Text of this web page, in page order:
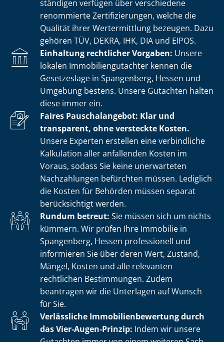
stän­di­gen verfügen über verschiedene
renommierte Zer­ti­fi­zie­run­gen, welche die
Qualität ihrer Wertermittlung bezeugen. Dazu
gehören TÜV, DEKRA, IHK, DIA und EIPOS.
Einhaltung rechtlicher Vorgaben: Unsere
lokalen Im­mo­bi­li­en­gut­ach­ter kennen die
Gesetzeslage in Spangenberg, Hessen und
Umgebung bestens. Unsere Gutachten halten
diese immer ein.
Faires Pauschalangebot: Klar und
transparent, ohne versteckte Kosten.
Unsere Experten erstellen eine verbindliche
Kalkulation aller anfallenden Kosten im
Voraus, sodass Sie keine unerwarteten
Nachzahlungen befürchten müssen. Lediglich
die Kosten für Behörden müssen separat
berücksichtigt werden.
Rundum betreut: Sie müssen sich um nichts
kümmern. Wir prüfen Ihre Immobilie in
Spangenberg, Hessen professionell und
informieren Sie über deren Wert, Zustand,
Mängel, Kosten und alle relevanten
rechtlichen Bestimmungen. Zudem
beantragen wir die Unterlagen auf Wunsch
für Sie.
Verlässliche Im­mo­bi­li­en­be­wer­tung durch
das Vier-Augen-Prinzip: Indem wir unsere